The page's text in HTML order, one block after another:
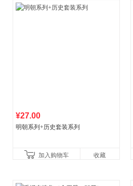
¥27.00
明朝系列+历史套装系列
加入购物车 收藏